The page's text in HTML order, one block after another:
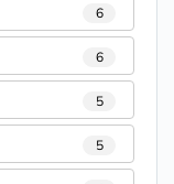
6
6
5
5